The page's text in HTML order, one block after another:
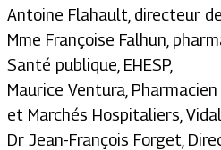
Antoine Flahault, directeur de
Mme Françoise Falhun,
Santé publique, EHESP,
Maurice Ventura,
et Marchés Hospitaliers, Vidal,
Dr Jean-François Forget,